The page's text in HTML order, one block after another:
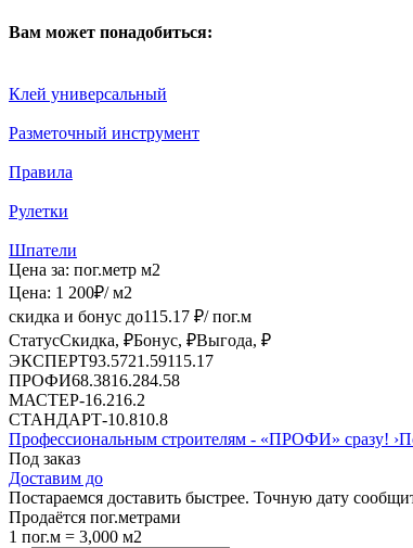
Вам может понадобиться:
Клей универсальный
Разметочный инструмент
Правила
Рулетки
Шпатели
Цена за: пог.метр м2
Цена: 1 200₽/ м2
скидка и бонус до115.17 ₽/ пог.м
СтатусСкидка, ₽Бонус, ₽Выгода, ₽
ЭКСПЕРТ93.5721.59115.17
ПРОФИ68.3816.284.58
МАСТЕР-16.216.2
СТАНДАРТ-10.810.8
Профессиональным строителям - «ПРОФИ» сразу! ›
Под заказ
Доставим до
Постараемся доставить быстрее. Точную дату
Продаётся пог.метрами
1 пог.м = 3,000 м2